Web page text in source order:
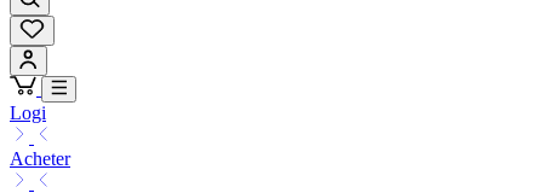
Logi
Acheter